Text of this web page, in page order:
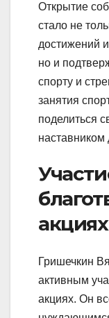
Открытие
стало не
достижений
но и
спорту и
занятия
поделиться
наставником
акциях
Гришечкин
активным
акциях. Он